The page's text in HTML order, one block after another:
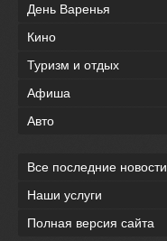
День Варенья
Кино
Туризм и отдых
Афиша
Авто
Все последние новости
Наши услуги
Полная версия сайта